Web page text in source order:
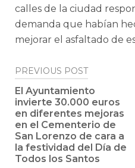
calles de la ciudad
demanda que habían
mejorar el asfaltado de
Post
navigation
PREVIOUS POST
El Ayuntamiento
invierte 30.000 euros
en diferentes mejoras
en el Cementerio de
San Lorenzo de cara a
la festividad del Día de
Todos los Santos